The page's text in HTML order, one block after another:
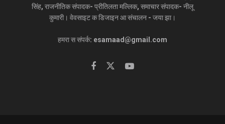
सिंह, राजनीतिक संपादक- प्रीतिलता मल्लिक, समाचार संपादक- नीलू
कुमारी। वेवसाइट क डिजाइन आ संचालन - जया झा।
हमरा स संपर्क: esamaad@gmail.com